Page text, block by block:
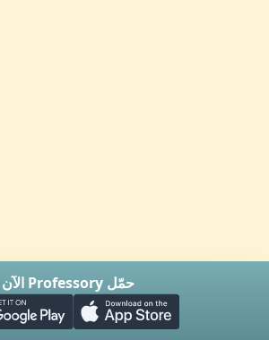
حمّل Professory الآن